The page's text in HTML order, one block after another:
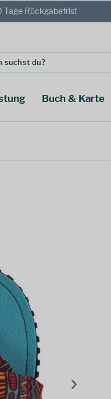
Tage Rückgabefrist
Buch & Karte